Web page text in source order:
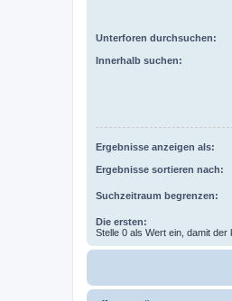
Unterforen durchsuchen:
Innerhalb suchen:
Ergebnisse anzeigen als:
Ergebnisse sortieren nach:
Suchzeitraum begrenzen:
Die ersten:
Stelle 0 als Wert ein, damit der